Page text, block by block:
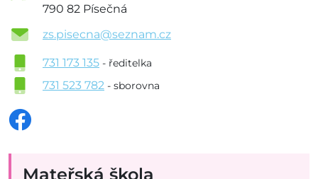
790 82 Písečná
zs.pisecna@seznam.cz
731 173 135 - ředitelka
731 523 782 - sborovna
Mateřská škola